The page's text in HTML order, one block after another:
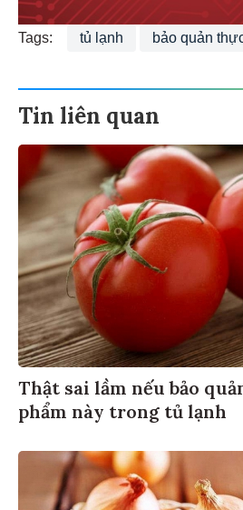
Tags: tủ lạnh bảo quản
Tin liên quan
Thật sai lầm nếu bảo
phẩm này trong tủ lạnh